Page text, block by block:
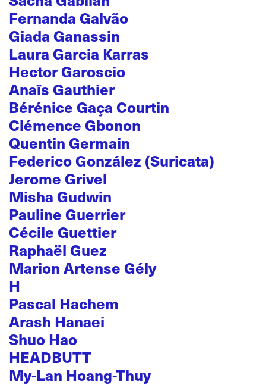
Fernanda Galvão
Giada Ganassin
Laura Garcia Karras
Hector Garoscio
Anaïs Gauthier
Bérénice Gaça Courtin
Clémence Gbonon
Quentin Germain
Federico González (Suricata)
Jerome Grivel
Misha Gudwin
Pauline Guerrier
Cécile Guettier
Raphaël Guez
Marion Artense Gély
H
Pascal Hachem
Arash Hanaei
Shuo Hao
HEADBUTT
My-Lan Hoang-Thuy